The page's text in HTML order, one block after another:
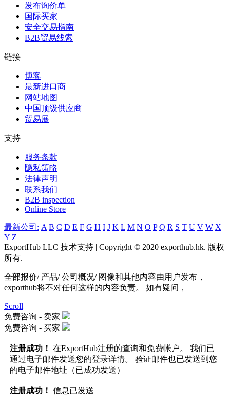
发布询价单
国际买家
安全交易指南
B2B贸易线索
链接
博客
最新进口商
网站地图
中国顶级供应商
贸易展
支持
服务条款
隐私策略
法律声明
联系我们
B2B inspection
Online Store
最新公司: A B C D E F G H I J K L M N O P Q R S T U V W X
Y Z
ExportHub LLC 技术支持 | Copyright © 2020 exporthub.hk. 版权
所有.
全部报价/ 产品/ 公司概况/ 图像和其他内容由用户发布，
exporthub将不对任何这样的内容负责。 如有疑问，
Scroll
免费咨询 - 卖家
免费咨询 - 买家
注册成功！ 在ExportHub注册的查询和免费帐户。 我们已
通过电子邮件发送您的登录详情。 验证邮件也已发送到您
的电子邮件地址（已成功发送）
注册成功！ 信息已发送